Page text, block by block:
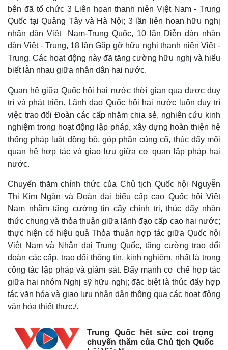
Pháp luật
Vụ án
Tin nóng
Quân sự - Quốc phòng
Vũ khí
Việt Nam
bên đã tổ chức 3 Liên hoan thanh niên Việt Nam - Trung
Quốc tại Quảng Tây và Hà Nội; 3 lần liên hoan hữu nghị
nhân dân Việt Nam-Trung Quốc, 10 lần Diễn đàn nhân
dân Việt - Trung, 18 lần Gặp gỡ hữu nghị thanh niên Việt -
Trung. Các hoạt động này đã tăng cường hữu nghị và hiểu
biết lẫn nhau giữa nhân dân hai nước.
Quan hệ giữa Quốc hội hai nước thời gian qua được duy
trì và phát triển. Lãnh đạo Quốc hội hai nước luôn duy trì
việc trao đổi Đoàn các cấp nhằm chia sẻ, nghiên cứu kinh
nghiệm trong hoạt động lập pháp, xây dựng hoàn thiện hệ
thống pháp luật đồng bộ, góp phần củng cố, thúc đẩy mối
quan hệ hợp tác và giao lưu giữa cơ quan lập pháp hai
nước.
Chuyến thăm chính thức của Chủ tịch Quốc hội Nguyễn
Thị Kim Ngân và Đoàn đại biểu cấp cao Quốc hội Việt
Nam nhằm tăng cường tin cậy chính trị, thúc đẩy nhận
thức chung và thỏa thuận giữa lãnh đạo cấp cao hai nước;
thực hiện có hiệu quả Thỏa thuận hợp tác giữa Quốc hội
Việt Nam và Nhân đại Trung Quốc, tăng cường trao đổi
đoàn các cấp, trao đổi thông tin, kinh nghiệm, nhất là trong
công tác lập pháp và giám sát. Đẩy mạnh cơ chế hợp tác
giữa hai nhóm Nghị sỹ hữu nghị; đặc biệt là thúc đẩy hợp
tác văn hóa và giao lưu nhân dân thông qua các hoạt động
văn hóa thiết thực./.
Trung Quốc hết sức coi trọng
chuyến thăm của Chủ tịch Quốc